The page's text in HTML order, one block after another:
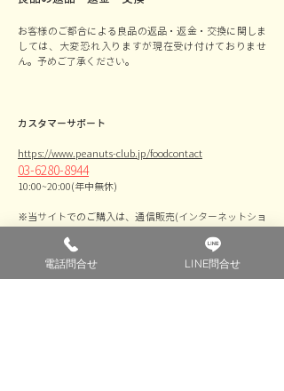
お客様のご都合による良品の返品・返金・交換に関しま
しては、大変恐れ入りますが現在受け付けておりませ
ん。予めご了承ください。
カスタマーサポート
https://www.peanuts-club.jp/foodcontact
03-6280-8944
10:00~20:00(年中無休)
※当サイトでのご購入は、通信販売(インターネットショ
電話問合せ LINE問合せ